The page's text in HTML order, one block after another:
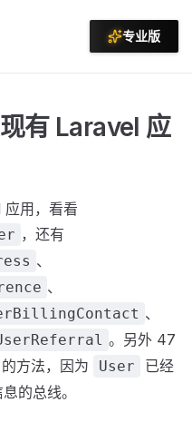
专业版
有 Laravel 应
用，看看
，还有
、
、
、
。另外 47
的方法，因为 User
已经
的总线。